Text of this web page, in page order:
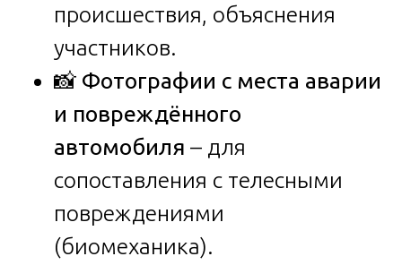
происшествия, объяснения
участников.
📸 Фотографии с места аварии
и повреждённого
автомобиля – для
сопоставления с телесными
повреждениями
(биомеханика).